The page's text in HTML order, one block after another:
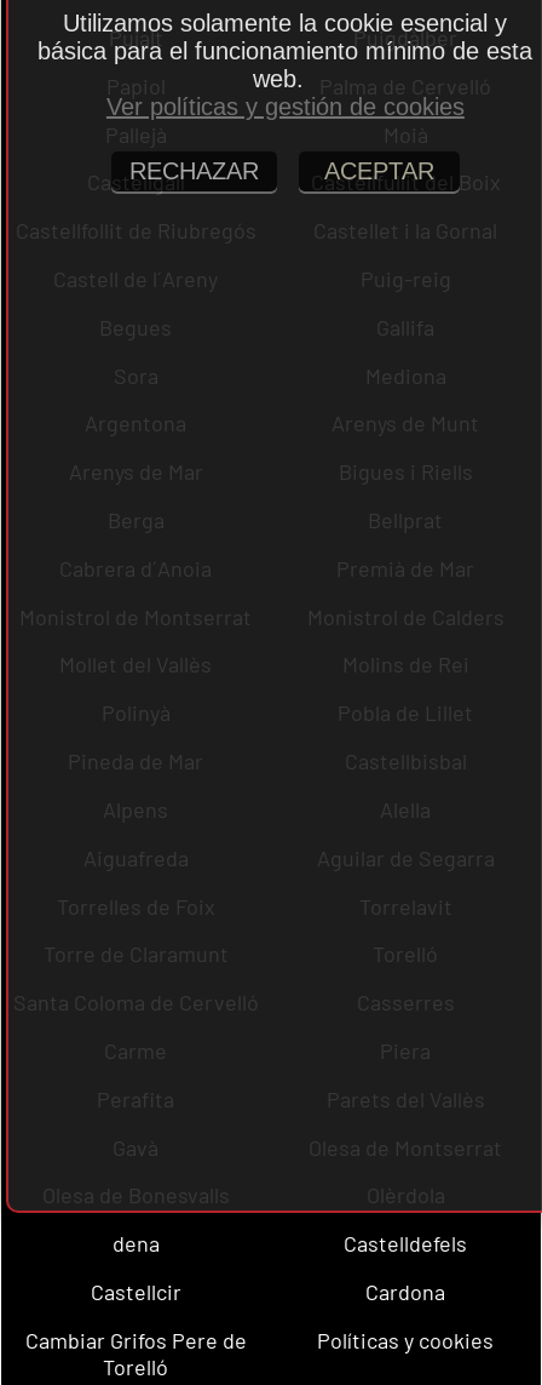
Pujalt
Puigdàlber
Papiol
Palma de Cervelló
Pallejà
Moià
Castellgalí
Castellfullit del Boix
Castellfollit de Riubregós
Castellet i la Gornal
Castell de l´Areny
Puig-reig
Begues
Gallifa
Sora
Mediona
Argentona
Arenys de Munt
Arenys de Mar
Bigues i Riells
Berga
Bellprat
Cabrera d´Anoia
Premià de Mar
Monistrol de Montserrat
Monistrol de Calders
Mollet del Vallès
Molins de Rei
Polinyà
Pobla de Lillet
Pineda de Mar
Castellbisbal
Alpens
Alella
Aiguafreda
Aguilar de Segarra
Torrelles de Foix
Torrelavit
Torre de Claramunt
Torelló
Santa Coloma de Cervelló
Casserres
Carme
Piera
Perafita
Parets del Vallès
Gavà
Olesa de Montserrat
Olesa de Bonesvalls
Olèrdola
dena
Castelldefels
Castellcir
Cardona
Cambiar Grifos Pere de
Torelló
Políticas y cookies
Utilizamos solamente la cookie esencial y
básica para el funcionamiento mínimo de esta
web.
Ver políticas y gestión de cookies
RECHAZAR ACEPTAR